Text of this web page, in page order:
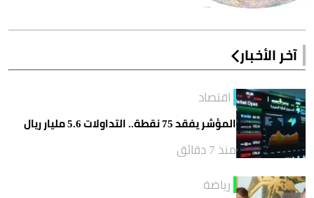
آخر الأخبار
اقتصاد
المؤشر يفقد 75 نقطة.. التداولات 5.6 مليار ريال
منذ 7 دقائق
رياضة